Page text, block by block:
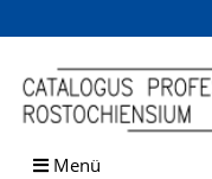
Browsen
direkt zum Inhalt
Menü